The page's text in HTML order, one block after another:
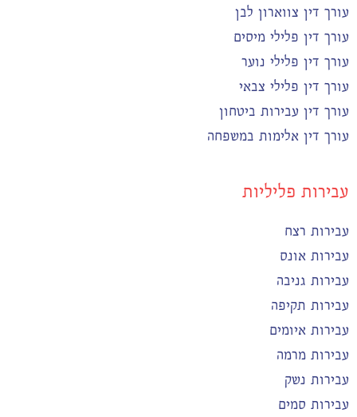
עורך דין צווארון לבן
עורך דין פלילי מיסים
עורך דין פלילי נוער
עורך דין פלילי צבאי
עורך דין עבירות ביטחון
עורך דין אלימות במשפחה
עבירות פליליות
עבירות רצח
עבירות אונס
עבירות גניבה
עבירות תקיפה
עבירות איומים
עבירות מרמה
עבירות נשק
עבירות סמים